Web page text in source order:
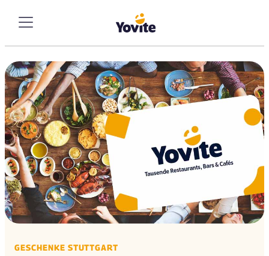
GESCHENKE STUTTGART